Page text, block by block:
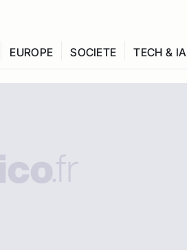
EUROPE SOCIETE TECH & IA